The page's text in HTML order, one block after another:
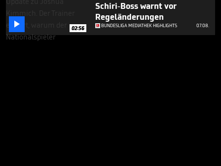
 02:56
Schiri-Boss warnt vor
Regeländerungen
BUNDESLIGA MEDIATHEK HIGHLIGHTS 07.08.